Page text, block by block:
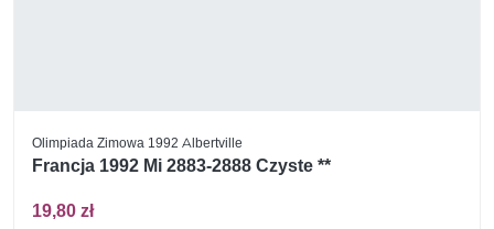
Olimpiada Zimowa 1992 Albertville
Francja 1992 Mi 2883-2888 Czyste **
19,80 zł